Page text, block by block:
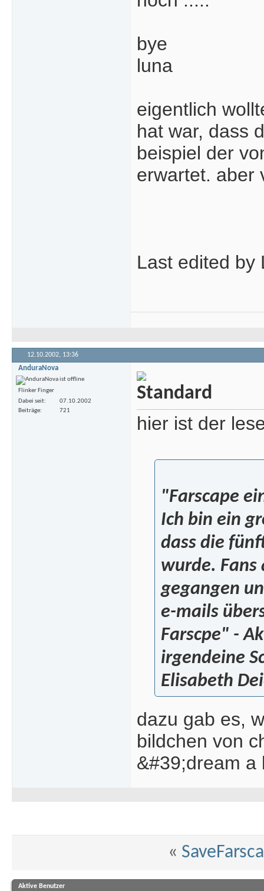
bye
luna
eigentlich
hat war, dass
beispiel der
erwartet. aber
Last edited by
12.10.2002, 13:36
AnduraNova
Flinker Finger
Dabei seit
07.10.2002
Beiträge
721
hier ist der
"Farscape
Ich bin ein
dass die
wurde. Fans
gegangen
e-mails
Farscpe" -
irgendeine
Elisabeth
dazu gab es,
bildchen von
&#39;dream a
«
Aktive Benutzer